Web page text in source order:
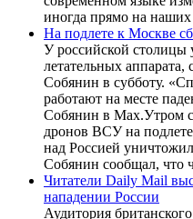
иногда прямо на
На подлете к Москве
У российской
летательных
Собянин в субботу.
работают на месте
Собянин в Max.Утром
дронов ВСУ на
над Россией
Собянин сообщал, что
Читатели Daily Mail
нападении России
Аудитория